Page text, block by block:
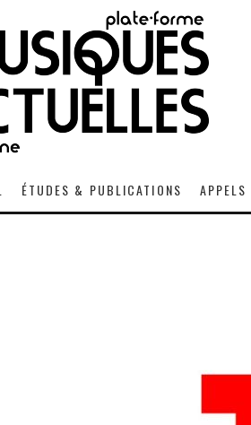
ÉTUDES & PUBLICATIONS APPELS